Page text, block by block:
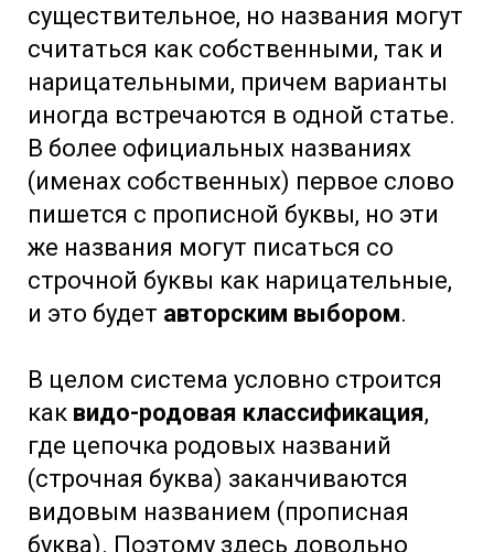
существительное, но названия могут
считаться как собственными, так и
нарицательными, причем варианты
иногда встречаются в одной статье.
В более официальных названиях
(именах собственных) первое слово
пишется с прописной буквы, но эти
же названия могут писаться со
строчной буквы как нарицательные,
и это будет авторским выбором.
В целом система условно строится
как видо-родовая классификация,
где цепочка родовых названий
(строчная буква) заканчиваются
видовым названием (прописная
буква). Поэтому здесь довольно